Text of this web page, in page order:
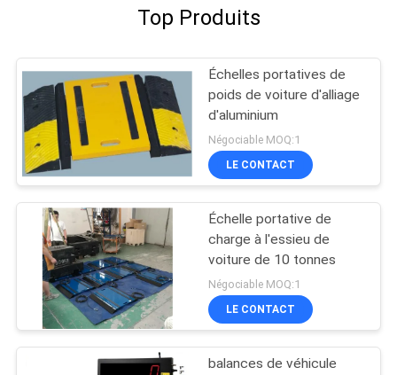
Top Produits
Échelles portatives de
poids de voiture d'alliage
d'aluminium
Négociable MOQ:1
LE CONTACT
Échelle portative de
charge à l'essieu de
voiture de 10 tonnes
Négociable MOQ:1
LE CONTACT
balances de véhicule